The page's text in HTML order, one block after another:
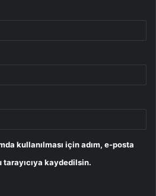
kullanılması için adım, e-posta
kaydedilsin.